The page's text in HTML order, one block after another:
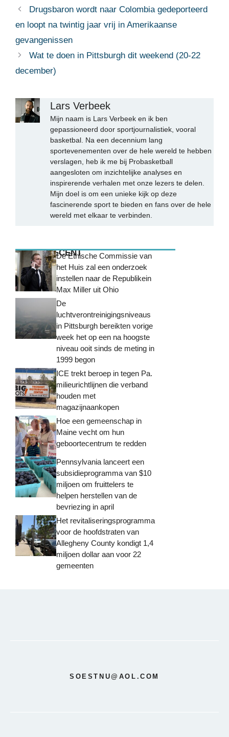
Drugsbaron wordt naar Colombia gedeporteerd
en loopt na twintig jaar vrij in Amerikaanse
gevangenissen
Wat te doen in Pittsburgh dit weekend (20-22
december)
Lars Verbeek
Mijn naam is Lars Verbeek en ik ben
gepassioneerd door sportjournalistiek, vooral
basketbal. Na een decennium lang
sportevenementen over de hele wereld te hebben
verslagen, heb ik me bij Probasketball
aangesloten om inzichtelijke analyses en
inspirerende verhalen met onze lezers te delen.
Mijn doel is om een unieke kijk op deze
fascinerende sport te bieden en fans over de hele
wereld met elkaar te verbinden.
MEEST RECENTDe Ethische Commissie van
het Huis zal een onderzoek
instellen naar de Republikein
Max Miller uit Ohio
De
luchtverontreinigingsniveaus
in Pittsburgh bereikten vorige
week het op een na hoogste
niveau ooit sinds de meting in
1999 begon
ICE trekt beroep in tegen Pa.
milieurichtlijnen die verband
houden met
magazijnaankopen
Hoe een gemeenschap in
Maine vecht om hun
geboortecentrum te redden
Pennsylvania lanceert een
subsidieprogramma van $10
miljoen om fruittelers te
helpen herstellen van de
bevriezing in april
Het revitaliseringsprogramma
voor de hoofdstraten van
Allegheny County kondigt 1,4
miljoen dollar aan voor 22
gemeenten
SOESTNU@AOL.COM